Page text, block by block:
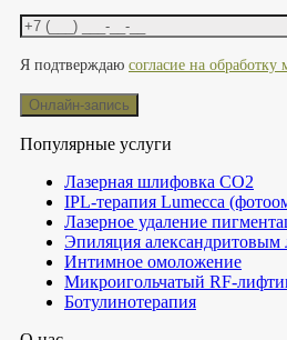
Я подтверждаю согласие на
Популярные услуги
Лазерная шлифовка СО2
IPL-терапия Lumecca
Лазерное удаление
Эпиляция александритовым
Интимное омоложение
Микроигольчатый RF-
Ботулинотерапия